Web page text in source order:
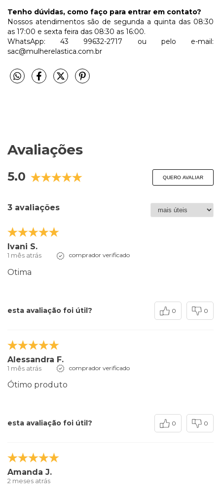
Tenho dúvidas, como faço para entrar em contato?
Nossos atendimentos são de segunda a quinta das 08:30
as 17:00 e sexta feira das 08:30 as 16:00.
WhatsApp: 43 99632-2717 ou pelo e-mail:
sac@mulherelastica.com.br
Avaliações
5.0 QUERO AVALIAR
3 avaliações
Ivani S.
1 mês atrás comprador verificado
Otima
esta avaliação foi útil? 0 0
Alessandra F.
1 mês atrás comprador verificado
Ótimo produto
esta avaliação foi útil? 0 0
Amanda J.
2 meses atrás